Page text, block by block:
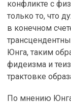
конфликте с
только то, что
в конечном
Юнга, таким
фидеизма и
трактовке
По мнению